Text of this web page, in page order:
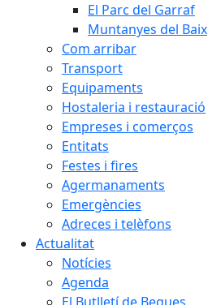
El Parc del Garraf
Muntanyes del Baix
Com arribar
Transport
Equipaments
Hostaleria i restauració
Empreses i comerços
Entitats
Festes i fires
Agermanaments
Emergències
Adreces i telèfons
Actualitat
Notícies
Agenda